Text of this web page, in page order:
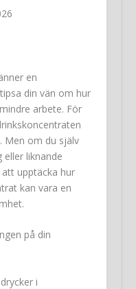
en
din vän om hur
arbete. För
. Men om du själv
eller liknande
upptäcka hur
kan vara en
på din
i